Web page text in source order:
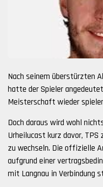
Nach seinem überstürzten
hatte der Spieler
Meisterschaft wieder
Doch daraus wird wohl
Urheilucast kurz davor, TPS
zu wechseln. Die offizielle
aufgrund einer
mit Langnau in Verbindung